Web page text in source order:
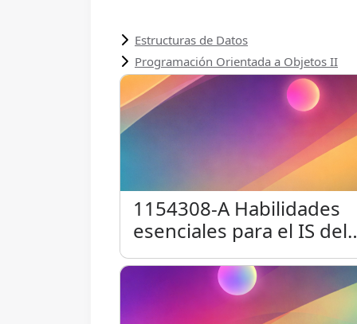
Estructuras de Datos
Programación Orientada a Objetos II
1154308-A Habilidades
1154308-A Habilidades
esenciales para el IS del
futuro